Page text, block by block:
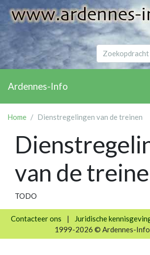
Ardennes-Info
Home Dienstregelingen van de treinen
van de
TODO
Contacteer ons | Juridische
1999-2026 © Ardennes-